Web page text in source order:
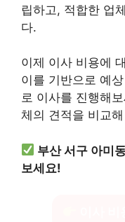
립하고, 적합한 업
다.
이제 이사 비용에
이를 기반으로 예
로 이사를 진행해
체의 견적을 비교
부산 서구 아미
보세요!